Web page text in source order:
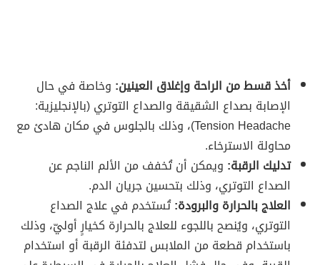
أخذ قسط من الراحة وإغلاق العينين: وخاصة في حال
الإصابة بصداع الشقيقة والصداع التوتري (بالإنجليزية:
Tension Headache)، وذلك بالجلوس في مكان هادئ مع
محاولة الاسترخاء.
تدليك الرقبة: ويمكن أن تُخفف من الألم الناجم عن
الصداع التوتري، وذلك بتحسين جريان الدم.
العلاج بالحرارة والبرودة:تُستخدم في علاج الصداع
التوتري، ويُنصح باللجوء للعلاج بالحرارة كخيارٍ أوليّ، وذلك
باستخدام قطعة من الملابس لتدفئة الرقبة أو استخدام